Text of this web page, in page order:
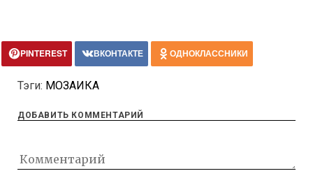
PINTEREST ВКОНТАКТЕ ОДНОКЛАССНИКИ
Тэги: МОЗАИКА
ДОБАВИТЬ КОММЕНТАРИЙ